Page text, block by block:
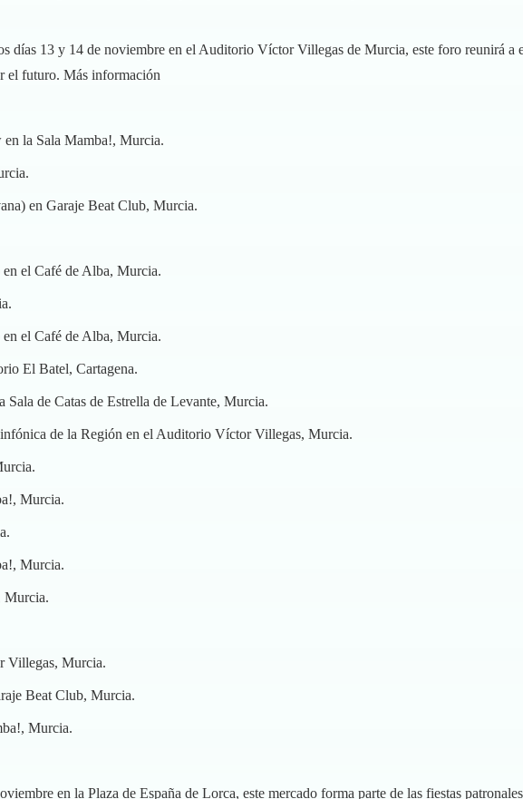
días 13 y 14 de noviembre en el Auditorio Víctor Villegas de Murcia, este foro reunirá a
el futuro. Más información
la Sala Mamba!, Murcia.
en Garaje Beat Club, Murcia.
el Café de Alba, Murcia.
el Café de Alba, Murcia.
El Batel, Cartagena.
de Catas de Estrella de Levante, Murcia.
de la Región en el Auditorio Víctor Villegas, Murcia.
Murcia.
Murcia.
Murcia.
Villegas, Murcia.
Beat Club, Murcia.
Murcia.
en la Plaza de España de Lorca, este mercado forma parte de las fiestas